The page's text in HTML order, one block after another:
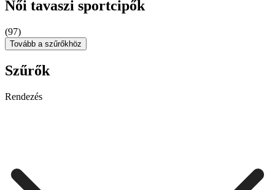
Női tavaszi sportcipők
(97)
Tovább a szűrőkhöz
Szűrők
Rendezés